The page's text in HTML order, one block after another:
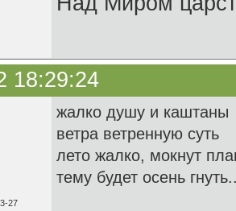
18:29:24
27
жалко душу и каштаны
ветра ветренную суть
лето жалко, мокнут
тему будет осень